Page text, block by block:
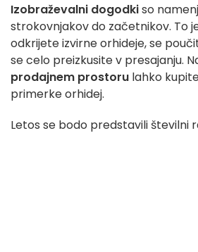
Izobraževalni dogodkiso
strokovnjakov do začetnikov. To
odkrijete izvirne orhideje, se
se celo preizkusite v presajanju.
prodajnem prostoru lahko
primerke orhidej.
Letos se bodo predstavili številni